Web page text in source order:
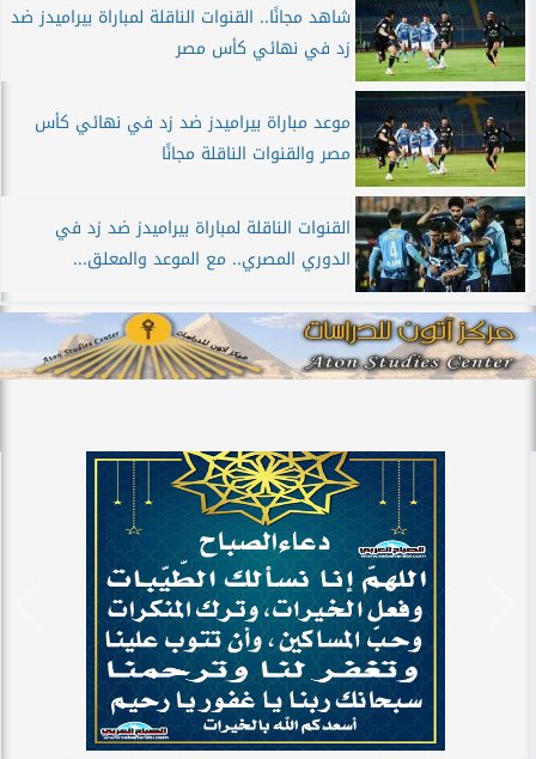
شاهد مجانًا.. القنوات الناقلة لمباراة بيراميدز ضد
زد في نهائي كأس مصر
موعد مباراة بيراميدز ضد زد في نهائي كأس
مصر والقنوات الناقلة مجانًا
القنوات الناقلة لمباراة بيراميدز ضد زد في
الدوري المصري.. مع الموعد والمعلق...